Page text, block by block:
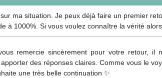
ma situation. Je peux déjà faire un premier
à 1000%. Si vous voulez connaître la vérité
remercie sincèrement pour votre retour,
des réponses claires. Comme vous le
une très belle continuation ✨